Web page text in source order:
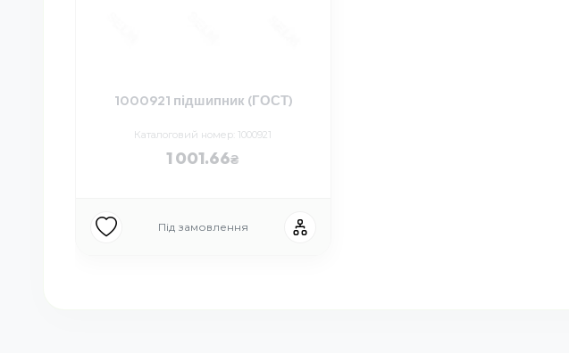
1000921 підшипник (ГОСТ)
Каталоговий номер: 1000921
1 001.66
Під замовлення